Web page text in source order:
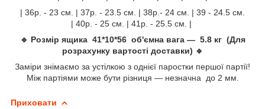
| 36р. - 23 см. | 37р. - 23.5 см. | 38р.- 24 см. | 39 - 24.5 см.
| 40р. - 25 см. | 41р. - 25.5 см. |
🔹 Розмір ящика 41*10*56 об'ємна вага — 5.8 кг (Для
розрахунку вартості доставки) 🔹
Заміри знімаємо за устілкою з однієї паростки першої партії!
Між партіями може бути різниця — незначна до 2 мм.
Приховати